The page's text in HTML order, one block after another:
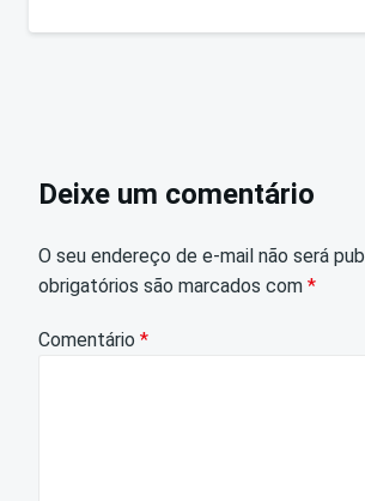
Deixe um comentário
O seu endereço de e-mail não será
obrigatórios são marcados com *
Comentário *